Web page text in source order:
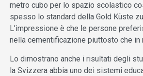
metro cubo per lo spazio scolastico
spesso lo standard della Gold Küste
L’impressione è che le persone
nella cementificazione piuttosto che in
Lo dimostrano anche i risultati degli
la Svizzera abbia uno dei sistemi